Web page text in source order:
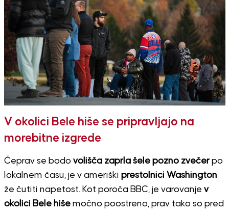
V okolici Bele hiše se pripravljajo na
morebitne izgrede
Čeprav se bodo volišča zaprla šele pozno zvečerpo
lokalnem času, je v ameriški prestolnici Washington
že čutiti napetost. Kot poroča BBC, je varovanje v
okolici Bele hišemočno poostreno, prav tako so pred